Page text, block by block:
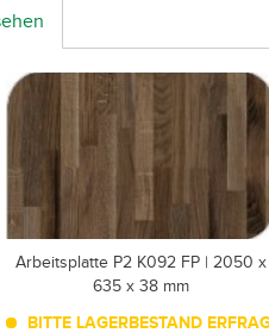
Arbeitsplatte P2 K092 FP | 2050 x
635 x 38 mm
BITTE LAGERBESTAND